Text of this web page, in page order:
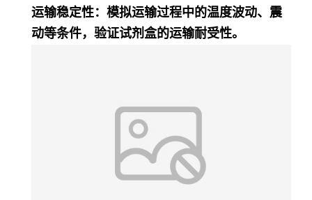
运输稳定性：模拟运输过程中的温度波动、震
动等条件，验证试剂盒的运输耐受性。